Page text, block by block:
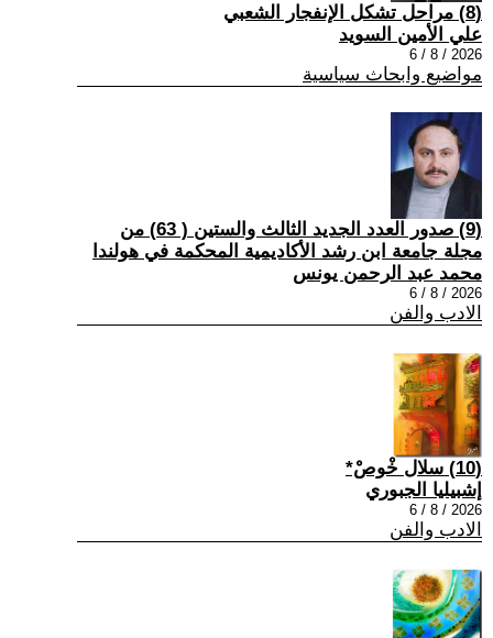
(8) مراحل تشكل الإنفجار الشعبي
علي الأمين السويد
2026 / 8 / 6
مواضيع وابحاث سياسية
(9) صدور العدد الجديد الثالث والستين ( 63) من
مجلة جامعة ابن رشد الأكاديمية المحكمة في هولندا
محمد عبد الرحمن يونس
2026 / 8 / 6
الادب والفن
(10) سلال خْوصْ*
إشبيليا الجبوري
2026 / 8 / 6
الادب والفن